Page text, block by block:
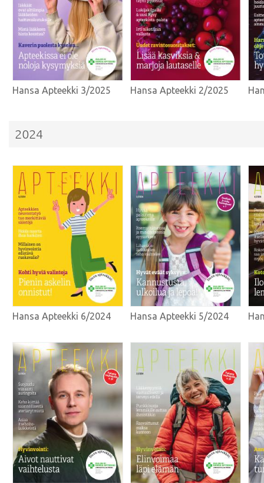
Hansa Apteekki 3/2025 Hansa Apteekki 2/2025
2024
Hansa Apteekki 6/2024 Hansa Apteekki 5/2024